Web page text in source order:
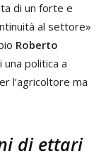
di un forte e
al settore»
Roberto
politica a
l’agricoltore ma
di ettari